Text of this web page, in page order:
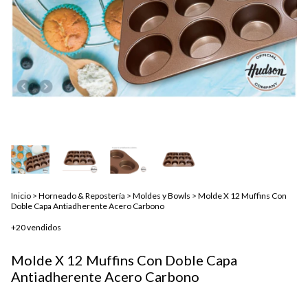
Inicio > Horneado & Repostería > Moldes y Bowls > Molde X 12 Muffins Con
Doble Capa Antiadherente Acero Carbono
+20 vendidos
Molde X 12 Muffins Con Doble Capa
Antiadherente Acero Carbono